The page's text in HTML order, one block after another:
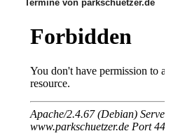
Termine von parkschuetzer.de